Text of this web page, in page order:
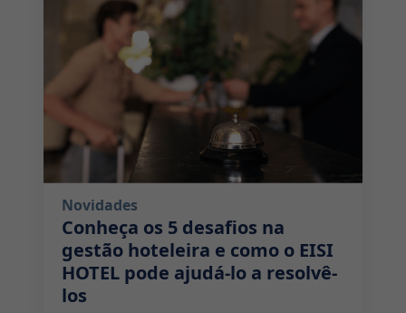
Novidades
Conheça os 5 desafios na
gestão hoteleira e como o EISI
HOTEL pode ajudá-lo a resolvê-
los